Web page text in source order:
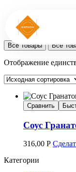
Все Товары Все
Отображение
Сравнить
Соус
316,00 Р
Категории